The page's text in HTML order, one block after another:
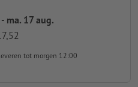
ma. 17 aug.
tot morgen 12:00